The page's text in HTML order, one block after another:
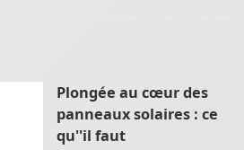
Plongée au cœur des
panneaux solaires : ce
qu''il faut